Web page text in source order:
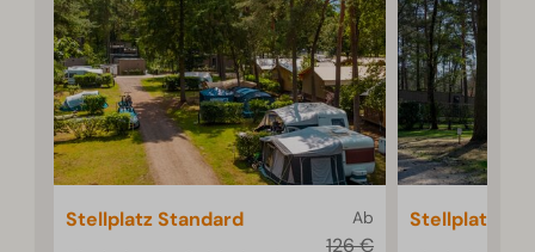
Ab
126 €
Stellplatz Standard
Stellplatz